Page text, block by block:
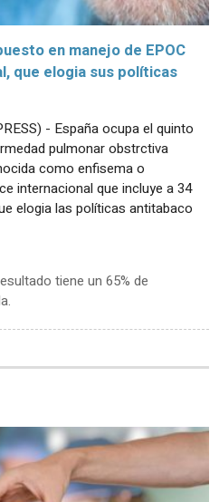
en manejo de EPOC
que elogia sus políticas
- España ocupa el quinto
pulmonar obstrctiva
como enfisema o
internacional que incluye a 34
elogia las políticas antitabaco
tiene un 65% de